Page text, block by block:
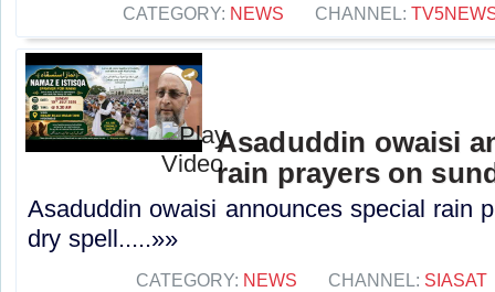
CATEGORY: NEWS CHANNEL:
Asaduddin owaisi
rain prayers on
Asaduddin owaisi announces special rain
dry spell.....»»
CATEGORY: NEWS CHANNEL: SIASAT